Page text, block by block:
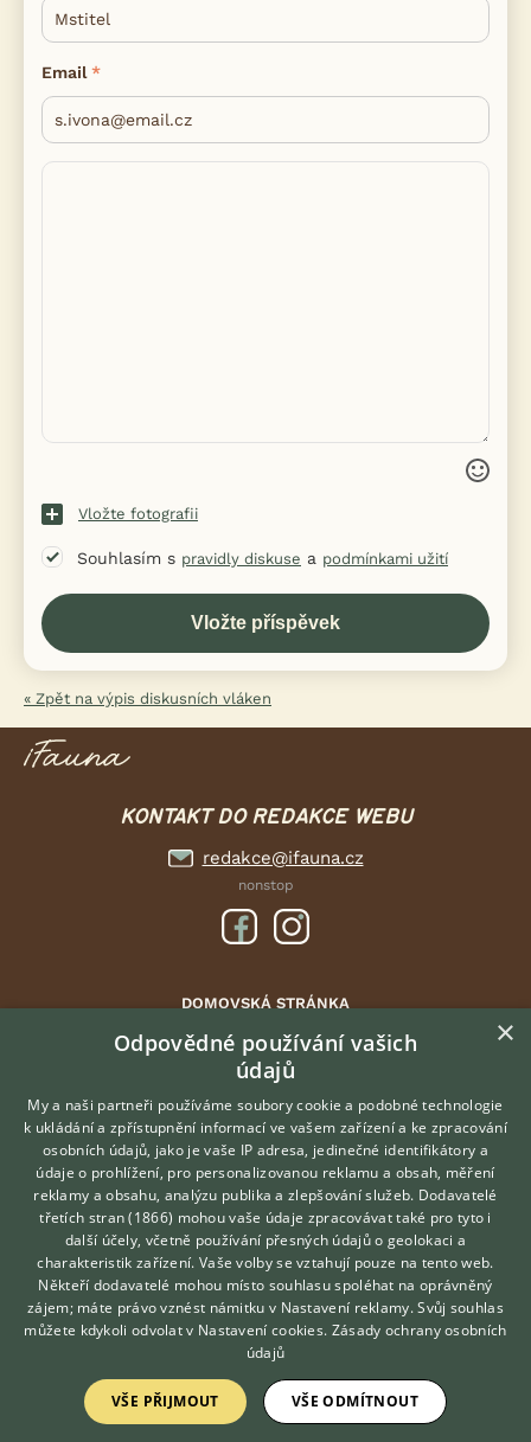
Email
Vložte fotografii
Souhlasím s pravidly diskuse a podmínkami užití
« Zpět na výpis diskusních vláken
KONTAKT DO REDAKCE WEBU
redakce@ifauna.cz
nonstop
DOMOVSKÁ STRÁNKA
INZERCE
DISKUSE
ČLÁNKY
ATLAS
O nás
Kontakt
Možnosti zvýraznění inzerátů
Podmínky užití
Zpracování osobních údajů
Přihlášení
Registrace
Hledáte zvířecího kamaráda?
Zdarma vám poradí
VETERINÁŘ ONLINE
KONZULTOVAT S
VETERINÁŘEM
×
Odpovědné používání vašich
údajů
My a naši partneři používáme soubory cookie a podobné technologie
k ukládání a zpřístupnění informací ve vašem zařízení a ke zpracování
osobních údajů, jako je vaše IP adresa, jedinečné identifikátory a
údaje o prohlížení, pro personalizovanou reklamu a obsah, měření
reklamy a obsahu, analýzu publika a zlepšování služeb. Dodavatelé
třetích stran (1866) mohou vaše údaje zpracovávat také pro tyto i
další účely, včetně používání přesných údajů o geolokaci a
charakteristik zařízení. Vaše volby se vztahují pouze na tento web.
Někteří dodavatelé mohou místo souhlasu spoléhat na oprávněný
zájem; máte právo vznést námitku v Nastavení reklamy. Svůj souhlas
můžete kdykoli odvolat v Nastavení cookies. Zásady ochrany osobních
údajů
VŠE PŘIJMOUT VŠE ODMÍTNOUT